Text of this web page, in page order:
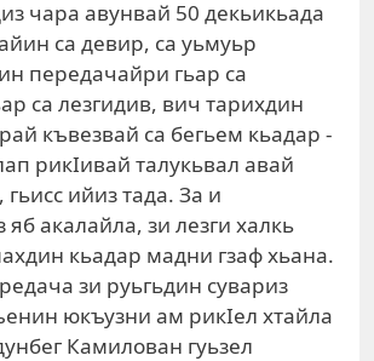
чара авунвай 50 декьикьада
са девир, са уьмуьр
передачайри гьар са
са лезгидив, вич тарихдин
къвезвай са бегьем кьадар -
рикIивай талукьвал авай
ийиз тада. За и
акалайла, зи лезги халкь
кьадар мадни гзаф хьана.
зи руьгьдин сувариз
юкъузни ам рикIел хтайла
Камилован гуьзел